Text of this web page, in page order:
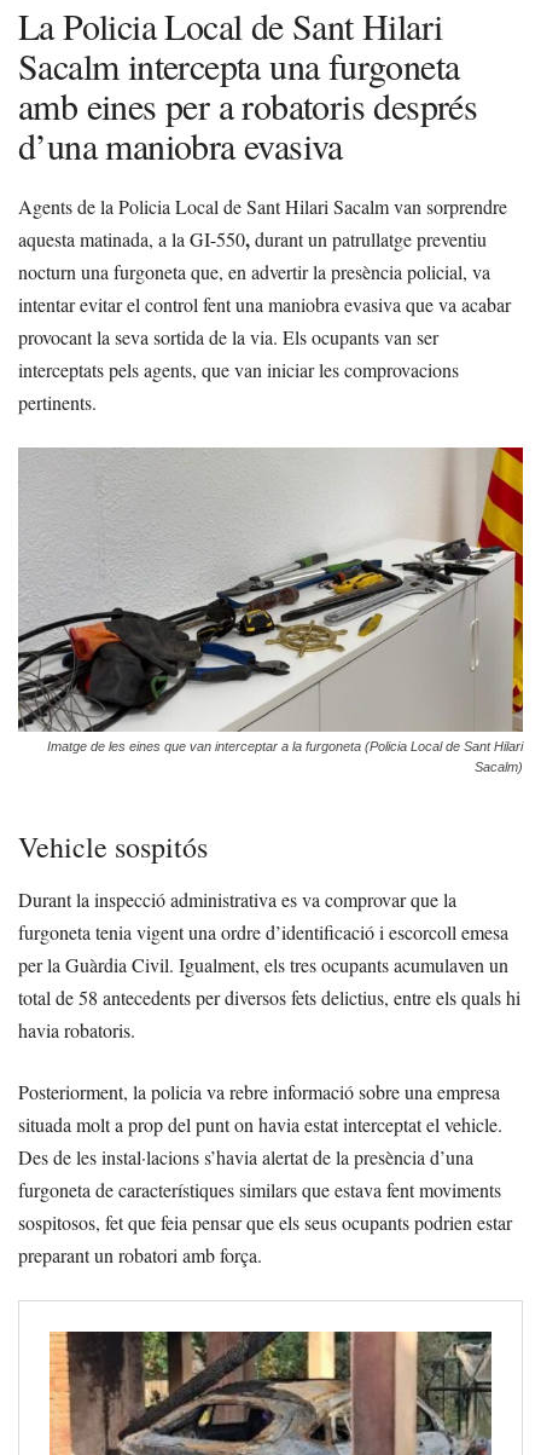
La Policia Local de Sant Hilari
Sacalm intercepta una furgoneta
amb eines per a robatoris després
d’una maniobra evasiva
Agents de la Policia Local de Sant Hilari Sacalm van sorprendre
aquesta matinada, a la GI-550,durant un patrullatge preventiu
nocturn una furgoneta que, en advertir la presència policial, va
intentar evitar el control fent una maniobra evasiva que va acabar
provocant la seva sortida de la via. Els ocupants van ser
interceptats pels agents, que van iniciar les comprovacions
pertinents.
Imatge de les eines que van interceptar a la furgoneta (Policia Local de Sant Hilari
Sacalm)
Vehicle sospitós
Durant la inspecció administrativa es va comprovar que la
furgoneta tenia vigent una ordre d’identificació i escorcoll emesa
per la Guàrdia Civil. Igualment, els tres ocupants acumulaven un
total de 58 antecedents per diversos fets delictius, entre els quals hi
havia robatoris.
Posteriorment, la policia va rebre informació sobre una empresa
situada molt a prop del punt on havia estat interceptat el vehicle.
Des de les instal·lacions s’havia alertat de la presència d’una
furgoneta de característiques similars que estava fent moviments
sospitosos, fet que feia pensar que els seus ocupants podrien estar
preparant un robatori amb força.